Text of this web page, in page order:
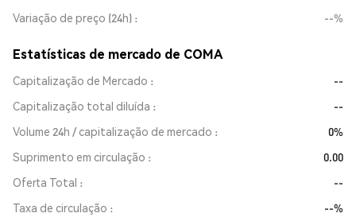
Variação de preço (24h)
--%
Estatísticas de mercado de COMA
Capitalização de Mercado
--
Capitalização total diluída
--
Volume 24h / capitalização de mercado
0%
Suprimento em circulação
0.00
Oferta Total
--
Taxa de circulação
--%